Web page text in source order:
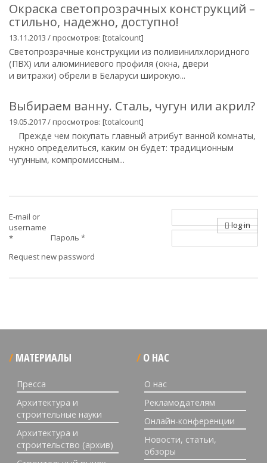
Окраска светопрозрачных конструкций –
стильно, надежно, доступно!
13.11.2013 / просмотров: [totalcount]
Светопрозрачные конструкции из поливинилхлоридного
(ПВХ) или алюминиевого профиля (окна, двери
и витражи) обрели в Беларуси широкую...
Выбираем ванну. Сталь, чугун или акрил?
19.05.2017 / просмотров: [totalcount]
Прежде чем покупать главный атрибут ванной комнаты,
нужно определиться, каким он будет: традиционным
чугунным, компромиссным...
E-mail or
username
*
Пароль *
Request new password
log in
МАТЕРИАЛЫ
Пресса
Архитектура и
строительные науки
Архитектура и
строительство (архив)
О НАС
О нас
Рекламодателям
Онлайн-конференции
Новости, статьи,
обзоры